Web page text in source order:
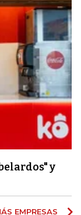
y
EMPRESAS